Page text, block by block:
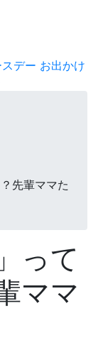
デー お出かけ
先輩ママた
って
ママ